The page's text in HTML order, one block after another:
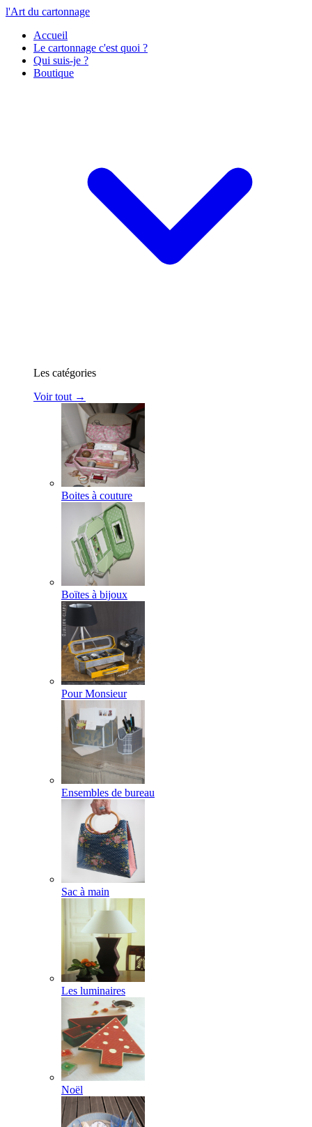
l'Art du cartonnage
Accueil
Le cartonnage c'est quoi ?
Qui suis-je ?
Boutique
Les catégories
Voir tout →
Boites à couture
Boïtes à bijoux
Pour Monsieur
Ensembles de bureau
Sac à main
Les luminaires
Noël